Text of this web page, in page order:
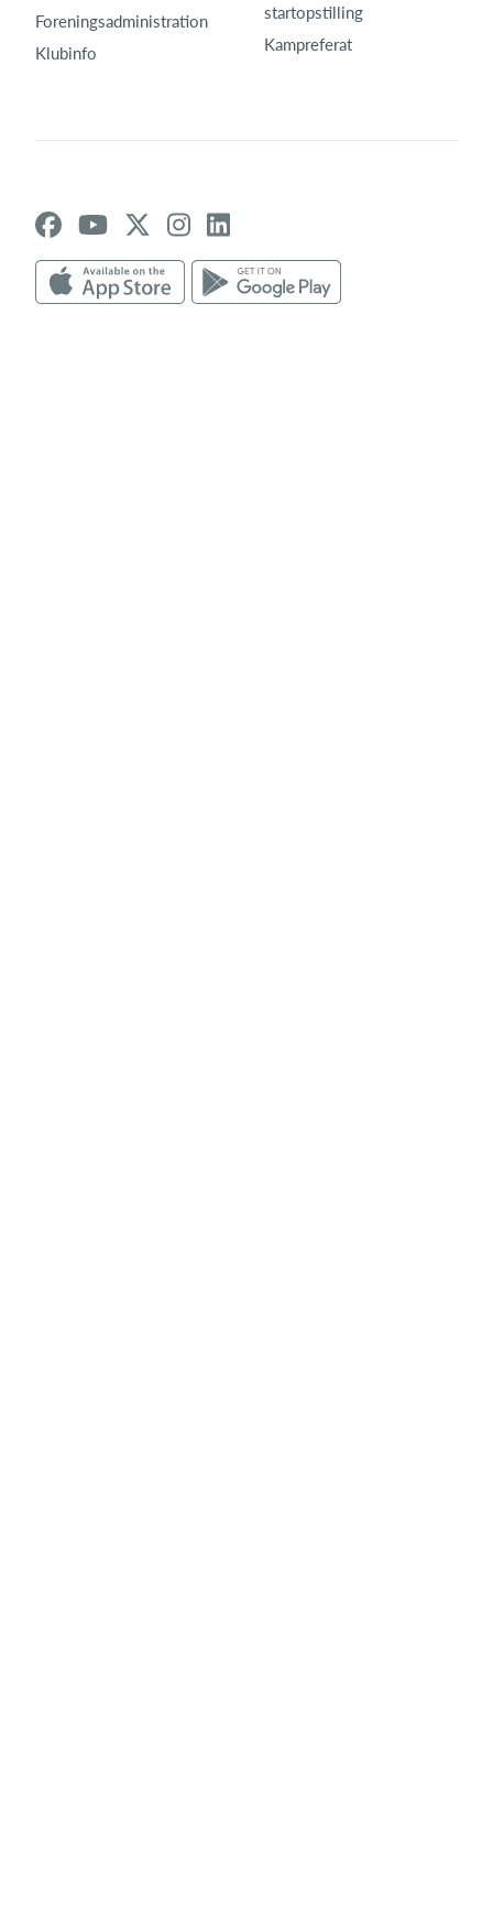
Foreningsadministration
Klubinfo
startopstilling
Kampreferat